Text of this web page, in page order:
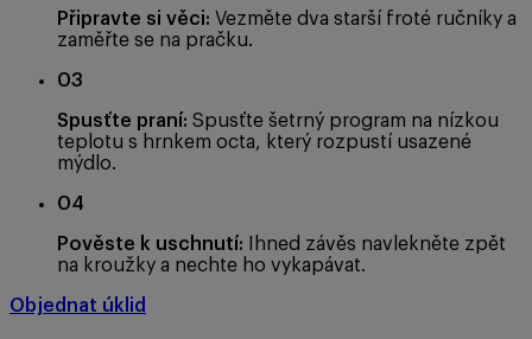
Připravte si věci: Vezměte dva starší froté ručníky a
zaměřte se na pračku.
03
Spusťte praní: Spusťte šetrný program na nízkou
teplotu s hrnkem octa, který rozpustí usazené
mýdlo.
04
Pověste k uschnutí: Ihned závěs navlekněte zpět
na kroužky a nechte ho vykapávat.
Objednat úklid